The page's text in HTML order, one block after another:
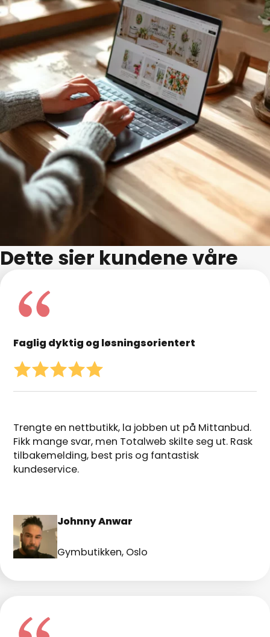
Dette sier kundene våre
Faglig dyktig og løsningsorientert
Trengte en nettbutikk, la jobben ut på Mittanbud.
Fikk mange svar, men Totalweb skilte seg ut. Rask
tilbakemelding, best pris og fantastisk
kundeservice.
Johnny Anwar
Gymbutikken, Oslo